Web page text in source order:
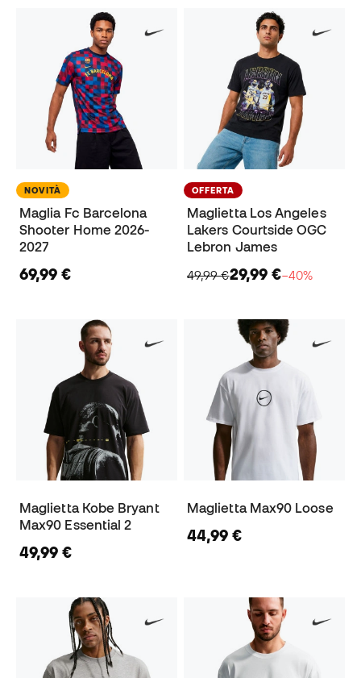
NOVITÀ
Maglia Fc Barcelona
Shooter Home 2026-
2027
69,99 €
OFFERTA
Maglietta Los Angeles
Lakers Courtside OGC
Lebron James
49,99 €29,99 €−40%
Maglietta Kobe Bryant
Max90 Essential 2
49,99 €
Maglietta Max90 Loose
44,99 €